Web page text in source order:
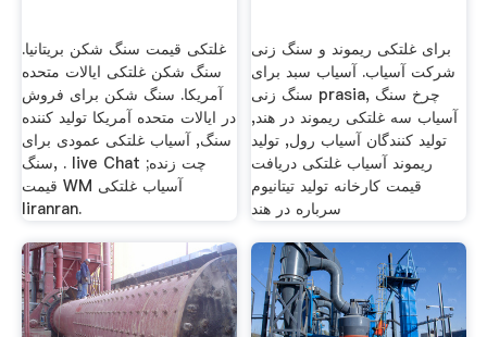
غلتکی قیمت سنگ شکن بریتانیا.
سنگ شکن غلتکی ایالات متحده
آمریکا. سنگ شکن برای فروش
در ایالات متحده آمریکا تولید کننده
سنگ, آسیاب غلتکی عمودی برای
سنگ, . live Chat چت زنده;
قیمت WM آسیاب غلتکی
liranran.
برای غلتکی ریموند و سنگ زنی
شرکت آسیاب. آسیاب سبد برای
سنگ زنی prasia, چرخ سنگ
آسیاب سه غلتکی ریموند در هند,
تولید کنندگان آسیاب رول, تولید
ریموند آسیاب غلتکی دریافت
قیمت کارخانه تولید تیتانیوم
سرباره در هند